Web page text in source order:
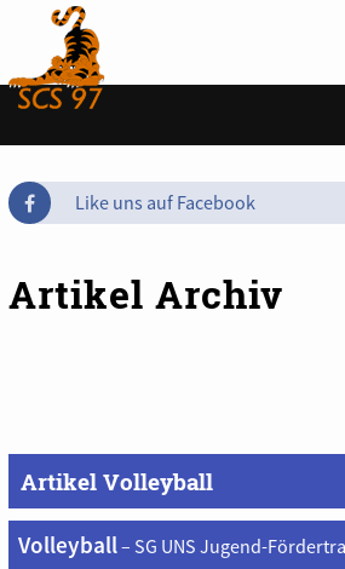
Like uns auf Facebook
Artikel Archiv
Artikel Volleyball
Volleyball– SG UNS Jugend-